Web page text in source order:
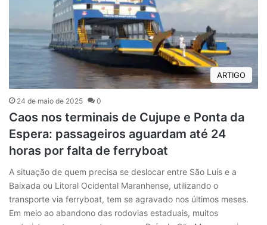
ARTIGO
24 de maio de 2025 0
Caos nos terminais de Cujupe e Ponta da
Espera: passageiros aguardam até 24
horas por falta de ferryboat
A situação de quem precisa se deslocar entre São Luís e a
Baixada ou Litoral Ocidental Maranhense, utilizando o
transporte via ferryboat, tem se agravado nos últimos meses.
Em meio ao abandono das rodovias estaduais, muitos